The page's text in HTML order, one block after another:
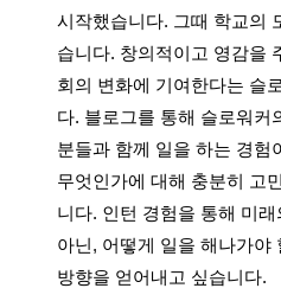
시작했습니다. 그때 학교의
습니다. 창의적이고 영감을
회의 변화에 기여한다는 슬
다. 블로그를 통해 슬로워커
분들과 함께 일을 하는 경험
무엇인가에 대해 충분히 고
니다. 인턴 경험을 통해 미
아닌, 어떻게 일을 해나가야
방향을 얻어내고 싶습니다.